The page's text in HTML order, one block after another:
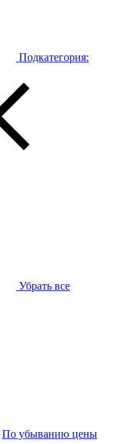
Подкатегория:
Убрать все
По убыванию цены